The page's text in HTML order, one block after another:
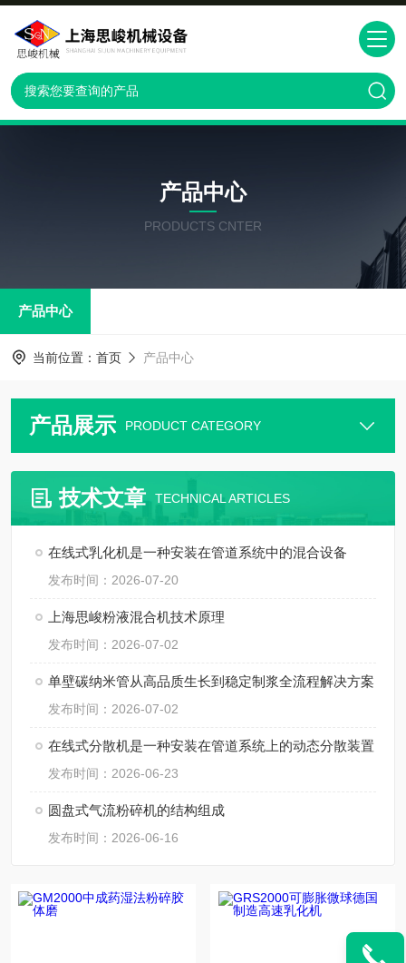
产品中心
PRODUCTS CNTER
产品中心
当前位置： 首页 产品中心
产品展示 PRODUCT CATEGORY
技术文章 TECHNICAL ARTICLES
在线式乳化机是一种安装在管道系统中的混合设备
发布时间：2026-07-20
上海思峻粉液混合机技术原理
发布时间：2026-07-02
单壁碳纳米管从高品质生长到稳定制浆全流程解决方案
发布时间：2026-07-02
在线式分散机是一种安装在管道系统上的动态分散装置
发布时间：2026-06-23
圆盘式气流粉碎机的结构组成
发布时间：2026-06-16